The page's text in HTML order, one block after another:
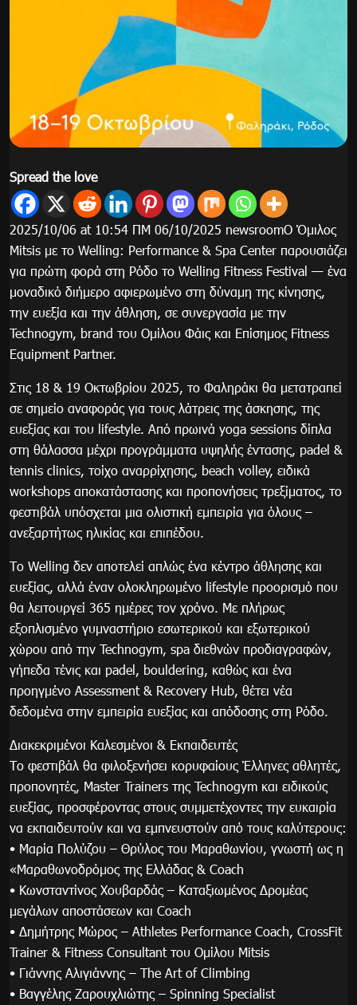
Spread the love
2025/10/06 at 10:54 ΠΜ 06/10/2025 newsroomΟ Όμιλος
Mitsis με το Welling: Performance & Spa Center παρουσιάζει
για πρώτη φορά στη Ρόδο το Welling Fitness Festival — ένα
μοναδικό διήμερο αφιερωμένο στη δύναμη της κίνησης,
την ευεξία και την άθληση, σε συνεργασία με την
Technogym, brand του Ομίλου Φάις και Επίσημος Fitness
Equipment Partner.
Στις 18 & 19 Οκτωβρίου 2025, το Φαληράκι θα μετατραπεί
σε σημείο αναφοράς για τους λάτρεις της άσκησης, της
ευεξίας και του lifestyle. Από πρωινά yoga sessions δίπλα
στη θάλασσα μέχρι προγράμματα υψηλής έντασης, padel &
tennis clinics, τοίχο αναρρίχησης, beach volley, ειδικά
workshops αποκατάστασης και προπονήσεις τρεξίματος, το
φεστιβάλ υπόσχεται μια ολιστική εμπειρία για όλους –
ανεξαρτήτως ηλικίας και επιπέδου.
Το Welling δεν αποτελεί απλώς ένα κέντρο άθλησης και
ευεξίας, αλλά έναν ολοκληρωμένο lifestyle προορισμό που
θα λειτουργεί 365 ημέρες τον χρόνο. Με πλήρως
εξοπλισμένο γυμναστήριο εσωτερικού και εξωτερικού
χώρου από την Technogym, spa διεθνών προδιαγραφών,
γήπεδα τένις και padel, bouldering, καθώς και ένα
προηγμένο Assessment & Recovery Hub, θέτει νέα
δεδομένα στην εμπειρία ευεξίας και απόδοσης στη Ρόδο.
Διακεκριμένοι Καλεσμένοι & Εκπαιδευτές
Το φεστιβάλ θα φιλοξενήσει κορυφαίους Έλληνες αθλητές,
προπονητές, Master Trainers της Technogym και ειδικούς
ευεξίας, προσφέροντας στους συμμετέχοντες την ευκαιρία
να εκπαιδευτούν και να εμπνευστούν από τους καλύτερους:
• Μαρία Πολύζου – Θρύλος του Μαραθωνίου, γνωστή ως η
«Μαραθωνοδρόμος της Ελλάδας & Coach
• Κωνσταντίνος Χουβαρδάς – Καταξιωμένος Δρομέας
μεγάλων αποστάσεων και Coach
• Δημήτρης Μώρος – Athletes Performance Coach, CrossFit
Trainer & Fitness Consultant του Ομίλου Mitsis
• Γιάννης Αλιγιάννης – The Art of Climbing
• Βαγγέλης Ζαρουχλιώτης – Spinning Specialist